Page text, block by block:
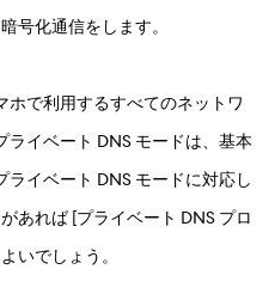
号化通信をします。
で利用するすべてのネットワ
イベート DNS モードは、基本
イベート DNS モードに対応し
あれば [プライベート DNS プロ
いでしょう。